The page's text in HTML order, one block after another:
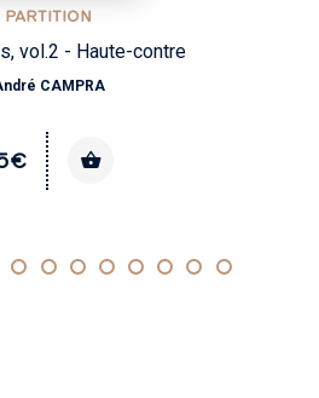
PARTITION
vol.2 - Haute-contre
CAMPRA